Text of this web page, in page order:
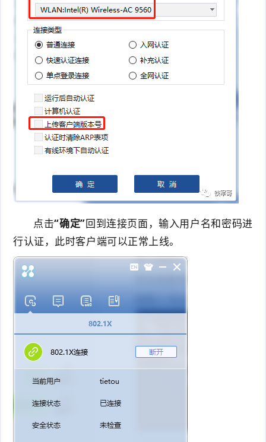
点击“确定”回到连接页面，输入用户名和密码进
行认证，此时客户端可以正常上线。